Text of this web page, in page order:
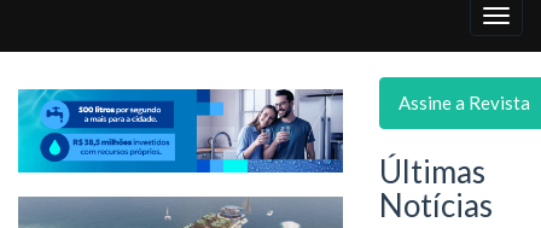
Assine a Revista
Últimas
Notícias